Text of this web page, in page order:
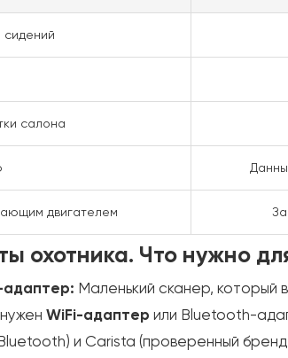
сидений
салона
двигателем
охотника. Что нужно
Маленький сканер, который
WiFi-адаптер или Bluetooth-
и Carista (проверенный